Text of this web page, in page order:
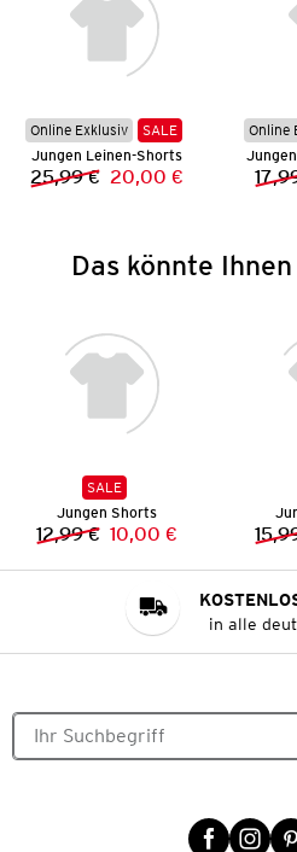
Online Exklusiv
SALE
Jungen Leinen-Shorts
Vorheriger Preis:
25,99 € Neuer Preis:
20,00 €
Online
Das könnte
SALE
Jungen Shorts
Vorheriger Preis:
12,99 € Neuer Preis:
10,00 €
in alle